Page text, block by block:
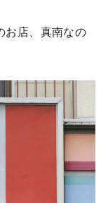
店、真南なの